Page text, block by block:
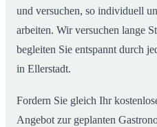
und versuchen, so individuell
arbeiten. Wir versuchen lange
begleiten Sie entspannt durch
in Ellerstadt.
Fordern Sie gleich Ihr
Angebot zur geplanten